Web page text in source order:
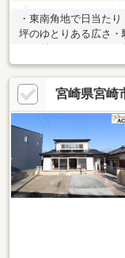
・東南角地で日当た
坪のゆとりある広さ・
立地・宮崎空港、南
化調整区域（既存権
宮崎県宮崎